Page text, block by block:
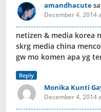
amandhacute
December 4, 2014
netizen & media korea
skrg media china
gw mo komen apa yg
Reply
Monika Kunti
December 4, 2014